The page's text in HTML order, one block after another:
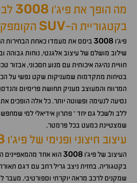
מה הופך את פיג'ו 3008
בקטגוריית ה-SUV
פיג'ו 3008 ביסס את מעמדו כאחת הבחירות
שילוב מושלם של עיצוב אלגנטי, נוחות גבוהה
חוויית נהיגה איכותית עם מנוע חסכוני, אבזור
בטיחות מתקדמות שמעניקות שקט נפשי על
המרווח והמעוצב מעניק תחושת פרימיום
נסיעה לנעימה ופשוטה יותר. כל אלה הופכים
ללב ולשכל גם יחד – פתרון אידיאלי למי שמחפש
שמצטיינת כמעט בכל פרמטר.
עיצוב חיצוני ופנימי של פיג'ו
העיצוב של פיג'ו 3008הוא אחד מהמאפיינים
בקטגוריה. בחזית ניצב גריל רחב עם דגם תאורה
שמקנים לרכב מראה יוקרתי וספורטיבי. מעבר